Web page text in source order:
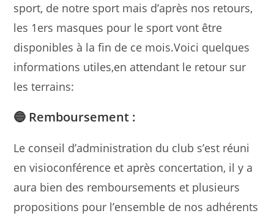
sport, de notre sport mais d’après nos retours,
les 1ers masques pour le sport vont être
disponibles à la fin de ce mois.Voici quelques
informations utiles,en attendant le retour sur
les terrains:
🔵 Remboursement :
Le conseil d’administration du club s’est réuni
en visioconférence et après concertation, il y a
aura bien des remboursements et plusieurs
propositions pour l’ensemble de nos adhérents